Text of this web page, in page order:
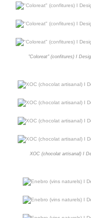
"Coloreat" (confitures) I
XOC (chocolat artisanal) I